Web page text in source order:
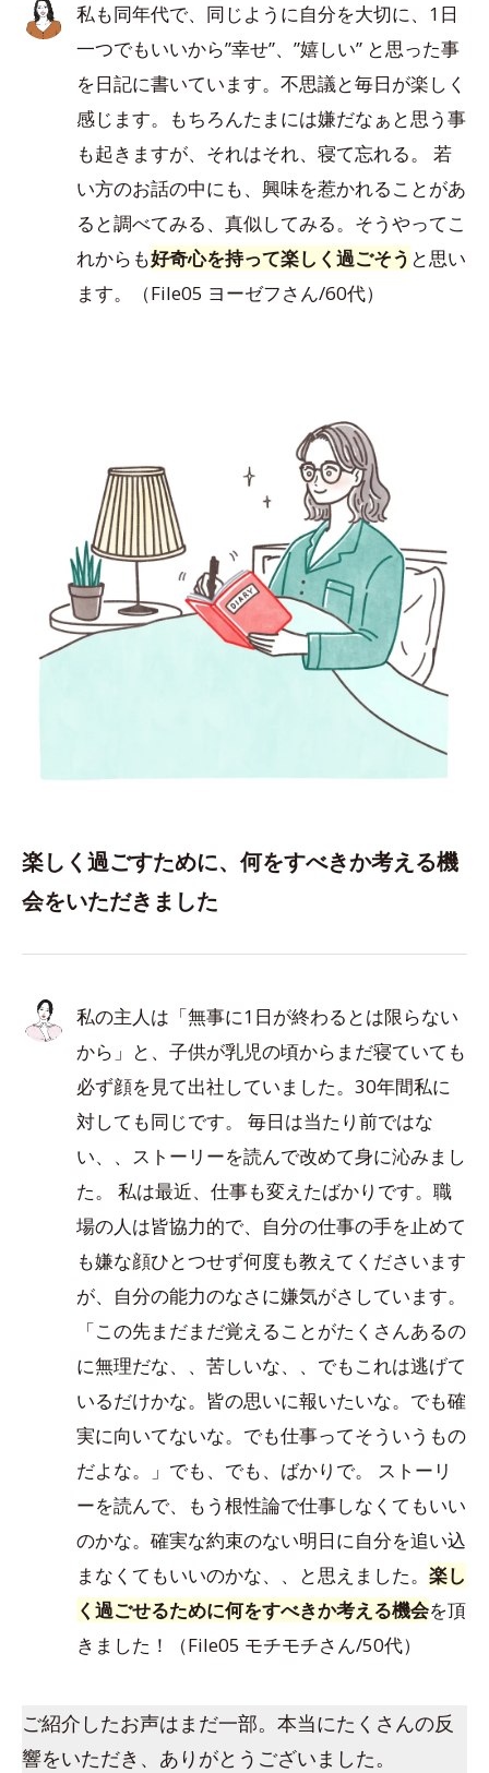
私も同年代で、同じように自分を大切に、1日
一つでもいいから”幸せ”、”嬉しい” と思った事
を日記に書いています。不思議と毎日が楽しく
感じます。もちろんたまには嫌だなぁと思う事
も起きますが、それはそれ、寝て忘れる。 若
い方のお話の中にも、興味を惹かれることがあ
ると調べてみる、真似してみる。そうやってこ
れからも好奇心を持って楽しく過ごそう と思い
ます。（File05 ヨーゼフさん/60代）
楽しく過ごすために、何をすべきか考える機
会をいただきました
私の主人は「無事に1日が終わるとは限らない
から」と、子供が乳児の頃からまだ寝ていても
必ず顔を見て出社していました。30年間私に
対しても同じです。 毎日は当たり前ではな
い、、ストーリーを読んで改めて身に沁みまし
た。 私は最近、仕事も変えたばかりです。職
場の人は皆協力的で、自分の仕事の手を止めて
も嫌な顔ひとつせず何度も教えてくださいます
が、自分の能力のなさに嫌気がさしています。
「この先まだまだ覚えることがたくさんあるの
に無理だな、、苦しいな、、でもこれは逃げて
いるだけかな。皆の思いに報いたいな。でも確
実に向いてないな。でも仕事ってそういうもの
だよな。」でも、でも、ばかりで。 ストーリ
ーを読んで、もう根性論で仕事しなくてもいい
のかな。確実な約束のない明日に自分を追い込
まなくてもいいのかな、、と思えました。 楽し
く過ごせるために何をすべきか考える機会を頂
きました！（File05 モチモチさん/50代）
ご紹介したお声はまだ一部。本当にたくさんの反
響をいただき、ありがとうございました。